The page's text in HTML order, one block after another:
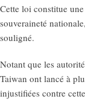
Cette loi constitue
souveraineté
souligné.
Notant que les
Taiwan ont lancé à
injustifiées contre